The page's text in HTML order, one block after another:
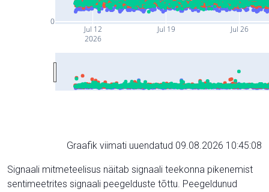
Jul 12
2026
Jul 19 Jul 26
0
Graafik viimati uuendatud 09.08.2026 10:45:08
Signaali mitmeteelisus näitab signaali teekonna pikenemist
sentimeetrites signaali peegelduste tõttu. Peegeldunud